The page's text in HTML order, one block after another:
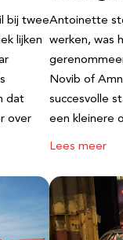
bij twee
lijken
dat
over
Antoinette
werken, was
Novib of
succesvolle
een kleinere
Lees meer